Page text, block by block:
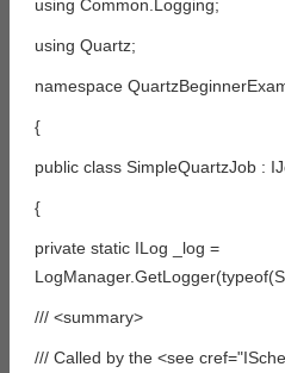
using Common.Logging;
using Quartz;
namespace
{
public class SimpleQuartzJob :
{
private static ILog _log =
/// <summary>
/// Called by the <see